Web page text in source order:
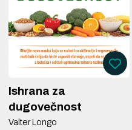
Ishrana za
dugovečnost
Valter Longo